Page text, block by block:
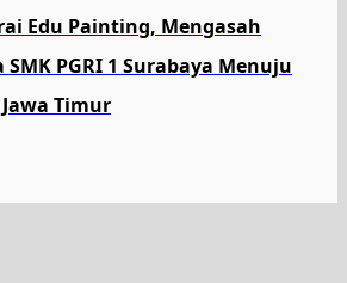
Edu Painting, Mengasah
PGRI 1 Surabaya Menuju
Timur